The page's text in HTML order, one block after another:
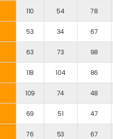
110 54 78
53 34 67
63 73 98
118 104 86
109 74 48
69 51 47
76 53 67